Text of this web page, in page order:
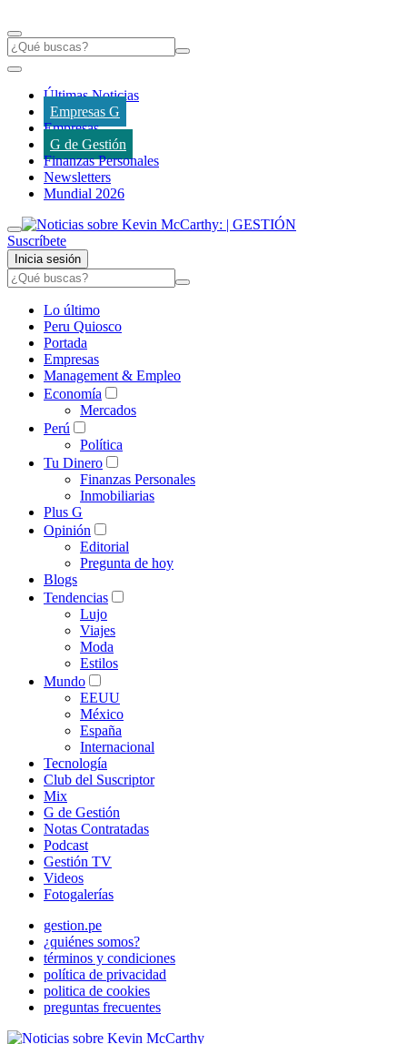
Últimas Noticias
Empresas G
Empresas
G de Gestión
Finanzas Personales
Newsletters
Mundial 2026
Suscríbete
Inicia sesión
Lo último
Peru Quiosco
Portada
Empresas
Management & Empleo
Economía
Mercados
Perú
Política
Tu Dinero
Finanzas Personales
Inmobiliarias
Plus G
Opinión
Editorial
Pregunta de hoy
Blogs
Tendencias
Lujo
Viajes
Moda
Estilos
Mundo
EEUU
México
España
Internacional
Tecnología
Club del Suscriptor
Mix
G de Gestión
Notas Contratadas
Podcast
Gestión TV
Videos
Fotogalerías
gestion.pe
¿quiénes somos?
términos y condiciones
política de privacidad
politica de cookies
preguntas frecuentes